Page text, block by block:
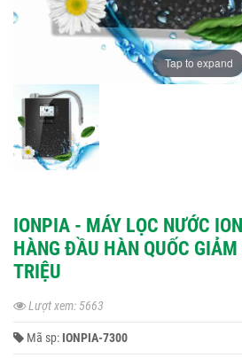
Tap to expand
IONPIA - MÁY LỌC NƯỚC
HÀNG ĐẦU HÀN QUỐC
TRIỆU
Lượt xem: 5663
Mã sp: IONPIA-7300